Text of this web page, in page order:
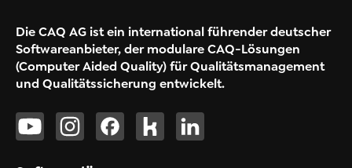
Die CAQ AG ist ein international führender deutscher
Softwareanbieter, der modulare CAQ-Lösungen
(Computer Aided Quality) für Qualitätsmanagement
und Qualitätssicherung entwickelt.